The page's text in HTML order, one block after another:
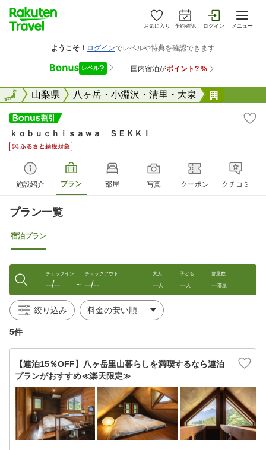
お気に入り 予約確認 ログイン メニュー
全国山梨県 八ヶ岳・小淵沢・清里・大泉
全国
ｋｏｂｕｃｈｉｓａｗａ ＳＥＫＫＩ
施設紹介 プラン 部屋 写真 クーポン クチコミ
プラン一覧
宿泊プラン
チェックイン
--/-- 〜
チェックアウト
--/--
大人
--人
子ども
--人
部屋数
--部屋
絞り込み
5件
【連泊15％OFF】八ヶ岳里山暮らしを満喫するなら連泊
プランがおすすめ≪楽天限定≫